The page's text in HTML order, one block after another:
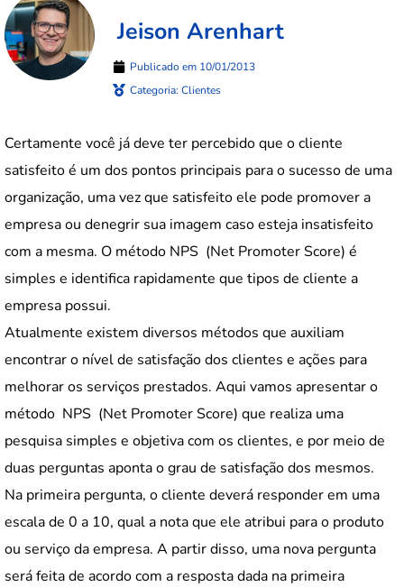
Jeison Arenhart
Publicado em 10/01/2013
Categoria: Clientes
Certamente você já deve ter percebido que o cliente
satisfeito é um dos pontos principais para o sucesso de uma
organização, uma vez que satisfeito ele pode promover a
empresa ou denegrir sua imagem caso esteja insatisfeito
com a mesma. O método NPS (Net Promoter Score) é
simples e identifica rapidamente que tipos de cliente a
empresa possui.
Atualmente existem diversos métodos que auxiliam
encontrar o nível de satisfação dos clientes e ações para
melhorar os serviços prestados. Aqui vamos apresentar o
método NPS (Net Promoter Score) que realiza uma
pesquisa simples e objetiva com os clientes, e por meio de
duas perguntas aponta o grau de satisfação dos mesmos.
Na primeira pergunta, o cliente deverá responder em uma
escala de 0 a 10, qual a nota que ele atribui para o produto
ou serviço da empresa. A partir disso, uma nova pergunta
será feita de acordo com a resposta dada na primeira